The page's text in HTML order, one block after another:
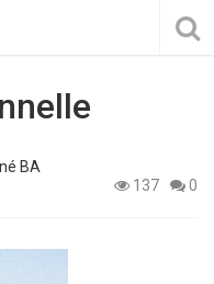
BA
137
0